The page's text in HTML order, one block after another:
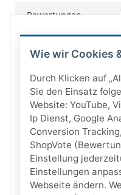
Bewertungen
Wie wir Cookies
Durch Klicken auf
Sie den Einsatz
Website: YouTube,
Ip Dienst, Google
Conversion
ShopVote
Einstellung
Einstellungen
Webseite ändern.